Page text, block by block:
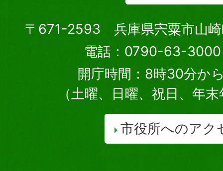
〒671-2593 兵庫県宍粟市山崎
電話：0790-63-3000
開庁時間：8時30分か
（土曜、日曜、祝日、年
市役所へのアク